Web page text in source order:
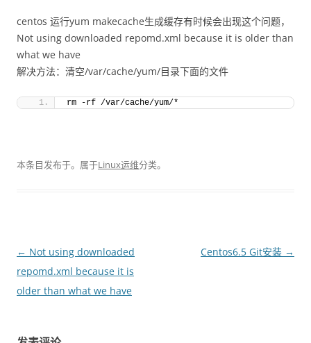
centos 运行yum makecache生成缓存有时候会出现这个问题，
Not using downloaded repomd.xml because it is older than
what we have
解决方法：清空/var/cache/yum/目录下面的文件
rm -rf /var/cache/yum/*
本条目发布于。属于Linux运维分类。
文
章
导
← Not using downloaded
repomd.xml because it is
older than what we have
Centos6.5 Git安装 →